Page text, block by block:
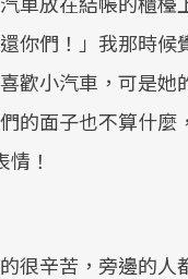
你們！」我那時候
歡小汽車，可是她
的面子也不算什麼
！
很辛苦，旁邊的人